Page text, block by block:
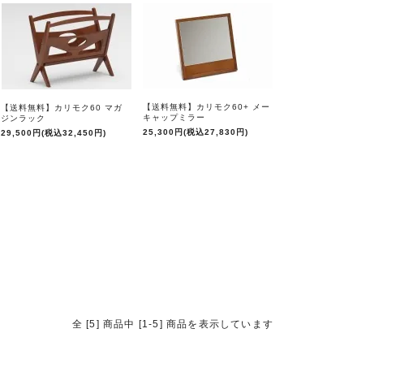
【送料無料】カリモク60 マガ
ジンラック
29,500円(税込32,450円)
【送料無料】カリモク60+ メー
キャップミラー
25,300円(税込27,830円)
全 [5] 商品中 [1-5] 商品を表示しています